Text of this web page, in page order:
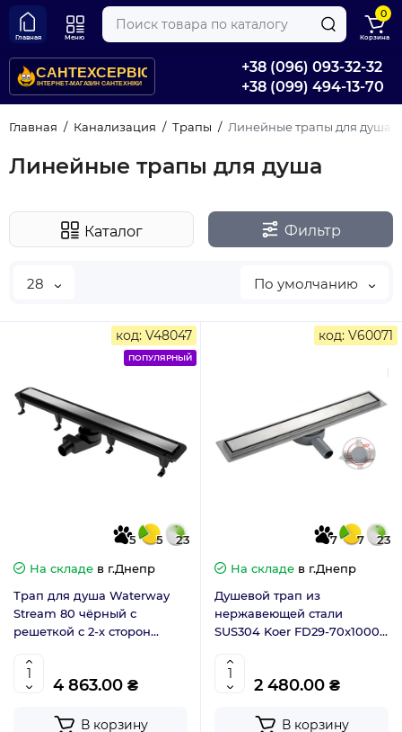
+38 (096) 093-32-32
+38 (099) 494-13-70
Главная Меню
0
Корзина
Главная Канализация Трапы Линейные трапы для душа
Линейные трапы для душа
Каталог Фильтр
28 По умолчанию
код: V48047
5 5 23
ПОПУЛЯРНЫЙ
На складе в г.Днепр
Трап для душа Waterway
Stream 80 чёрный с
решеткой с 2-х сторон
4 863.00 ₴
В корзину
код: V60071
7 7
23
На складе в г.Днепр
Душевой трап из
нержавеющей стали
SUS304 Koer FD29-70x1000
2 480.00 ₴
В корзину